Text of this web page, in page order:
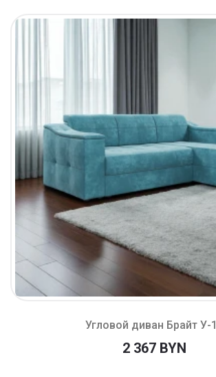
Угловой диван Брайт У-
2 367 BYN